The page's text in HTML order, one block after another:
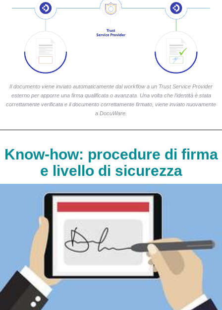
Il documento viene inviato automaticamente dal workflow a un Trust Service Provider
esterno per apporre una firma qualificata o avanzata. Una volta che l’identità è stata
correttamente verificata e il documento correttamente firmato, viene inviato nuovamente
a DocuWare.
Know-how: procedure di firma
e livello di sicurezza